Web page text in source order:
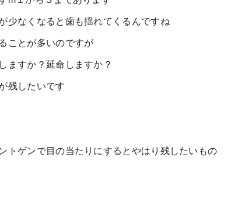
少なくなると歯も揺れてくるんですね
ことが多いのですが
ますか？延命しますか？
残したいです
トゲンで目の当たりにするとやはり残したいもの